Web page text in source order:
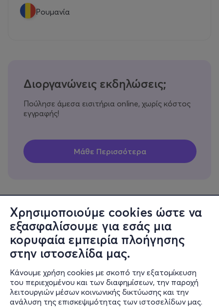
Χρησιμοποιούμε cookies ώστε να
εξασφαλίσουμε για εσάς μια
κορυφαία εμπειρία πλοήγησης
στην ιστοσελίδα μας.
Κάνουμε χρήση cookies με σκοπό την εξατομίκευση
του περιεχομένου και των διαφημίσεων, την παροχή
λειτουργιών μέσων κοινωνικής δικτύωσης και την
ανάλυση της επισκεψιμότητας των ιστοσελίδων μας.
Ρουμανία
Διοργανώνεις εκδηλώσεις;
Πούλησε άμεσα εισιτήρια online, χωρίς κόστος
εγγραφής!
Πληροφορίες
Υποστήριξη
Stay Connected